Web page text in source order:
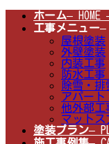
ホーム– HOME
工事メニュー–
屋根塗装
外壁塗装
内装工事
防水工
除雪・排
アパート
他外部工
マットス
塗装プラン–